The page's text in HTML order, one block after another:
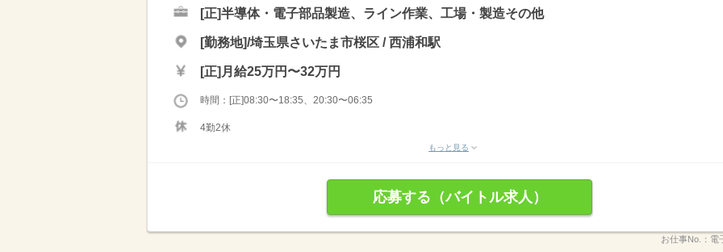
[正]半導体・電子部品製造、ライン作業、工場・製造その他
[勤務地]/埼玉県さいたま市桜区 / 西浦和駅
[正] 月給25万円〜32万円
時間：[正]08:30〜18:35、20:30〜06:35
4勤2休
もっと見る
応募する（バイトル求人）
お仕事No.： 電